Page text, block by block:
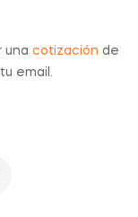
una cotización de
email.